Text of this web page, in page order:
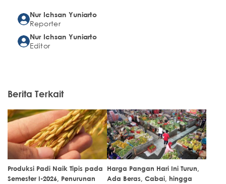
Nur Ichsan Yuniarto
Reporter
Nur Ichsan Yuniarto
Editor
Berita Terkait
Produksi Padi Naik Tipis pada
Semester I-2026, Penurunan
Harga Pangan Hari Ini Turun,
Ada Beras, Cabai, hingga